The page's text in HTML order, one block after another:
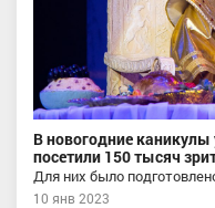
В новогодние
посетили 150 тысяч
Для них было
10 янв 2023